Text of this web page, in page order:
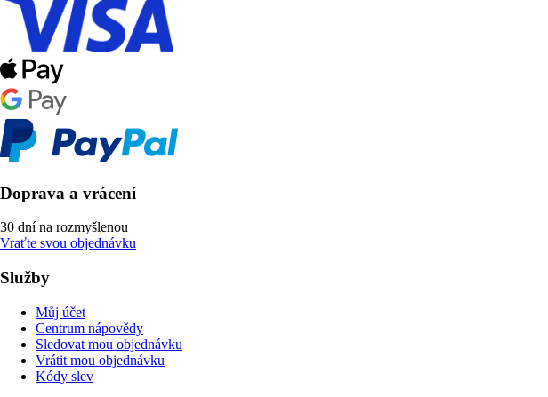
Doprava a vrácení
30 dní na rozmyšlenou
Vraťte svou objednávku
Služby
Můj účet
Centrum nápovědy
Sledovat mou objednávku
Vrátit mou objednávku
Kódy slev